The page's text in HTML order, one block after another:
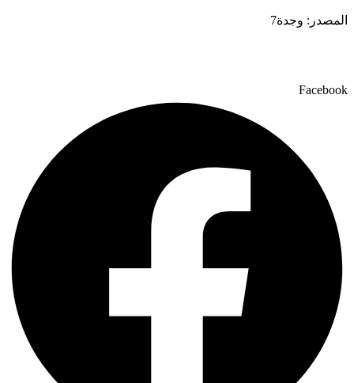
المصدر: وجدة7
Facebook